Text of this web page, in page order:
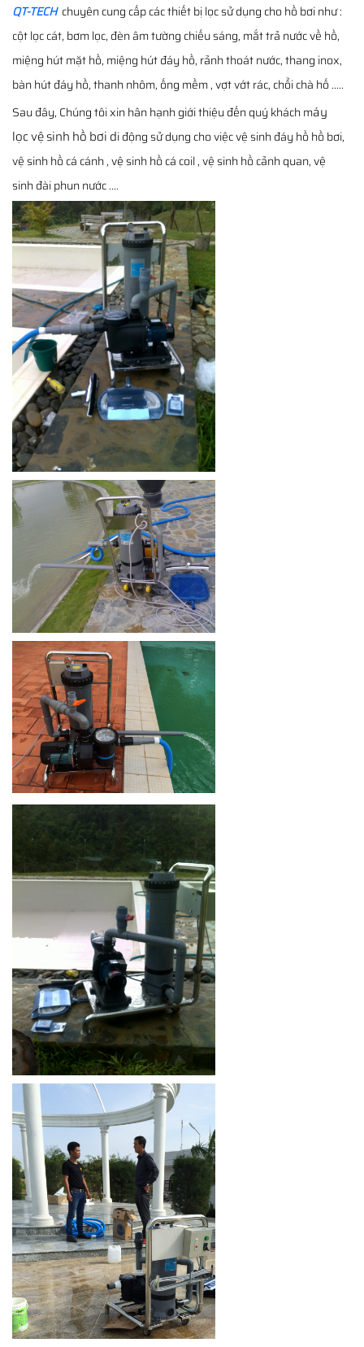
QT-TECH chuyên cung cấp các thiết bị lọc sử dụng cho hồ bơi như :
cột lọc cát, bơm lọc, đèn âm tường chiếu sáng, mắt trả nước về hồ,
miệng hút mặt hồ, miệng hút đáy hồ, rảnh thoát nước, thang inox,
bàn hút đáy hồ, thanh nhôm, ống mềm , vợt vớt rác, chổi chà hố .....
Sau đây, Chúng tôi xin hân hạnh giới thiệu đến quý khách máy
lọc vệ sinh hồ bơi di động sử dụng cho việc vệ sinh đáy hồ hồ bơi,
vệ sinh hồ cá cánh , vệ sinh hồ cá coil , vệ sinh hồ cảnh quan, vệ
sinh đài phun nước ....